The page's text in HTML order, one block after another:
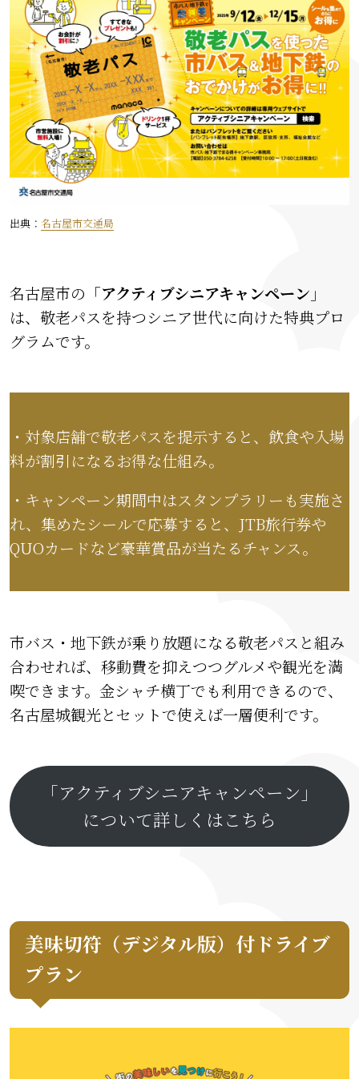
出典： 名古屋市交通局
名古屋市の「アクティブシニアキャンペーン 」
は、敬老パスを持つシニア世代に向けた特典プロ
グラムです。
・対象店舗で敬老パスを提示すると、飲食や入場
料が割引になるお得な仕組み。
・キャンペーン期間中はスタンプラリーも実施さ
れ、集めたシールで応募すると、JTB旅行券や
QUOカードなど豪華賞品が当たるチャンス。
市バス・地下鉄が乗り放題になる敬老パスと組み
合わせれば、移動費を抑えつつグルメや観光を満
喫できます。金シャチ横丁でも利用できるので、
名古屋城観光とセットで使えば一層便利です。
「アクティブシニアキャンペーン」
について詳しくはこちら
美味切符（デジタル版）付ドライブ
プラン